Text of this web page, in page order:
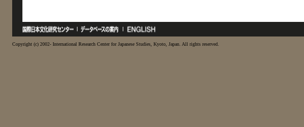
Copyright (c) 2002- International Research Center for Japanese Studies, Kyoto, Japan. All rights reserved.